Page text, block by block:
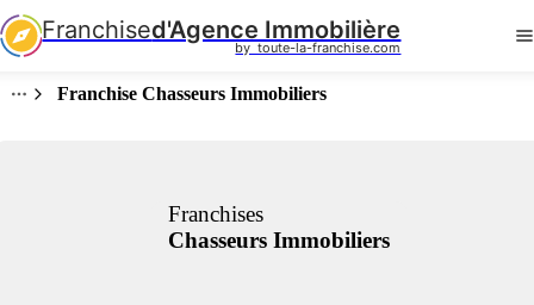
Franchised'Agence Immobilière
by  toute-la-franchise.com
Franchise Chasseurs Immobiliers
Franchises
Chasseurs Immobiliers